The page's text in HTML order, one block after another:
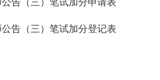
告（三）笔试加分登记表